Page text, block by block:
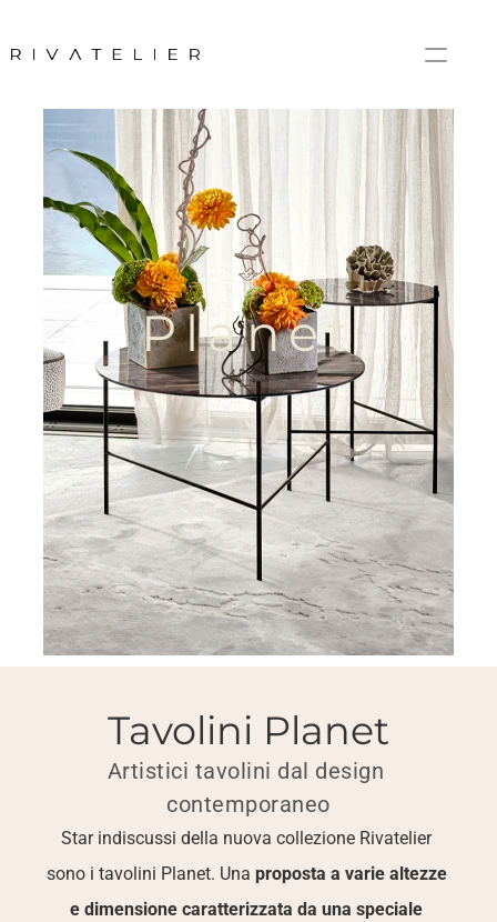
Planet
Tavolini Planet
Artistici tavolini dal design
contemporaneo
Star indiscussi della nuova collezione Rivatelier
sono i tavolini Planet. Una proposta a varie altezze
e dimensione caratterizzata da una speciale